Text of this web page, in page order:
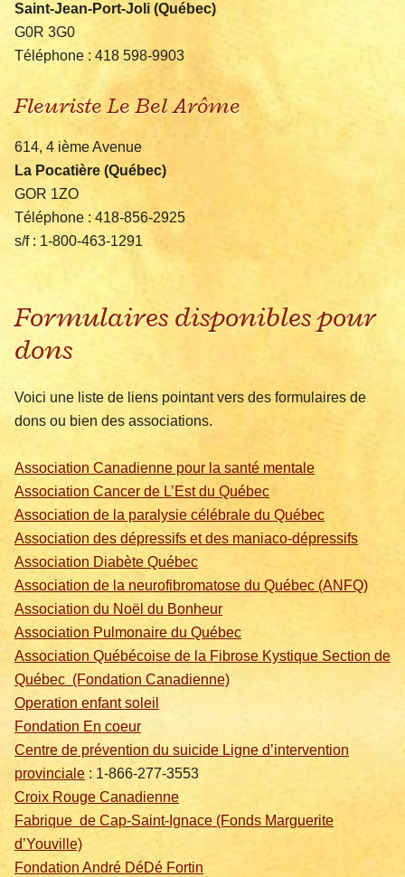
Saint-Jean-Port-Joli (Québec)
G0R 3G0
Téléphone : 418 598-9903
Fleuriste Le Bel Arôme
614, 4 ième Avenue
La Pocatière (Québec)
GOR 1ZO
Téléphone : 418-856-2925
s/f : 1-800-463-1291
Formulaires disponibles pour
dons
Voici une liste de liens pointant vers des formulaires de
dons ou bien des associations.
Association Canadienne pour la santé mentale
Association Cancer de L’Est du Québec
Association de la paralysie célébrale du Québec
Association des dépressifs et des maniaco-dépressifs
Association Diabète Québec
Association de la neurofibromatose du Québec (ANFQ)
Association du Noël du Bonheur
Association Pulmonaire du Québec
Association Québécoise de la Fibrose Kystique Section de
Québec (Fondation Canadienne)
Operation enfant soleil
Fondation En coeur
Centre de prévention du suicide Ligne d’intervention
provinciale : 1-866-277-3553
Croix Rouge Canadienne
Fabrique de Cap-Saint-Ignace (Fonds Marguerite
d’Youville)
Fondation André DéDé Fortin